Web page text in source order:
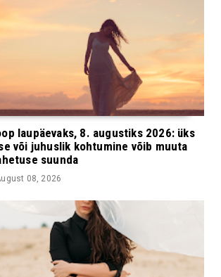
laupäevaks, 8. augustiks 2026: üks
või juhuslik kohtumine võib muuta
suunda
08, 2026